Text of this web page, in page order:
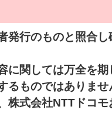
発行のものと照合し
に関しては万全を期
るものではありませ
株式会社NTTドコモ